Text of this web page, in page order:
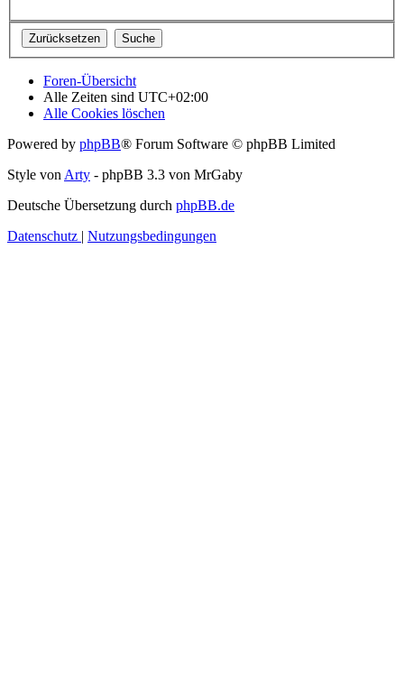
Foren-Übersicht
Alle Zeiten sind UTC+02:00
Alle Cookies löschen
Powered by phpBB® Forum Software © phpBB Limited
Style von Arty - phpBB 3.3 von MrGaby
Deutsche Übersetzung durch phpBB.de
Datenschutz | Nutzungsbedingungen